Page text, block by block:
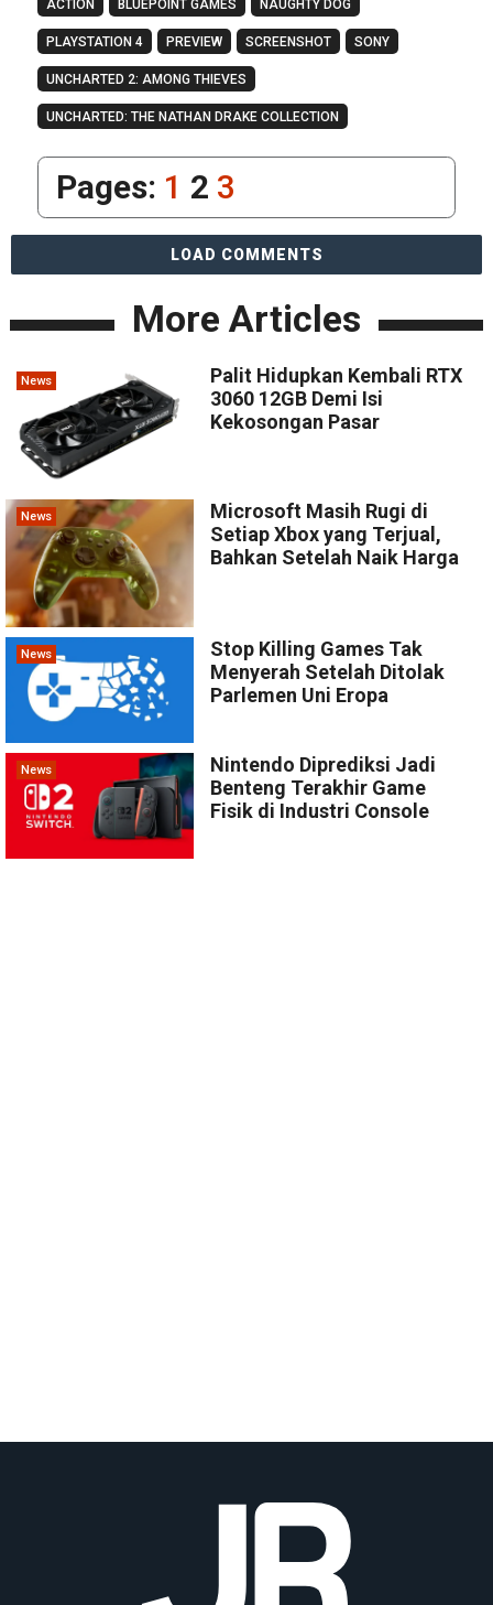
ACTION BLUEPOINT GAMES NAUGHTY DOG
PLAYSTATION 4 PREVIEW SCREENSHOT SONY
UNCHARTED 2: AMONG THIEVES
UNCHARTED: THE NATHAN DRAKE COLLECTION
Pages: 1 2 3
LOAD COMMENTS
More Articles
News
Palit Hidupkan Kembali RTX
3060 12GB Demi Isi
Kekosongan Pasar
News
Microsoft Masih Rugi di
Setiap Xbox yang Terjual,
Bahkan Setelah Naik Harga
News
Stop Killing Games Tak
Menyerah Setelah Ditolak
Parlemen Uni Eropa
News
Nintendo Diprediksi Jadi
Benteng Terakhir Game
Fisik di Industri Console